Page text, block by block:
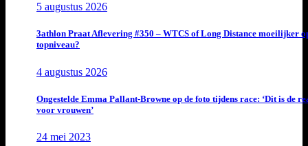
5 augustus 2026
3athlon Praat Aflevering #350 – WTCS of Long Distance moeilijker
topniveau?
4 augustus 2026
Ongestelde Emma Pallant-Browne op de foto tijdens race: ‘Dit is de
voor vrouwen’
24 mei 2023